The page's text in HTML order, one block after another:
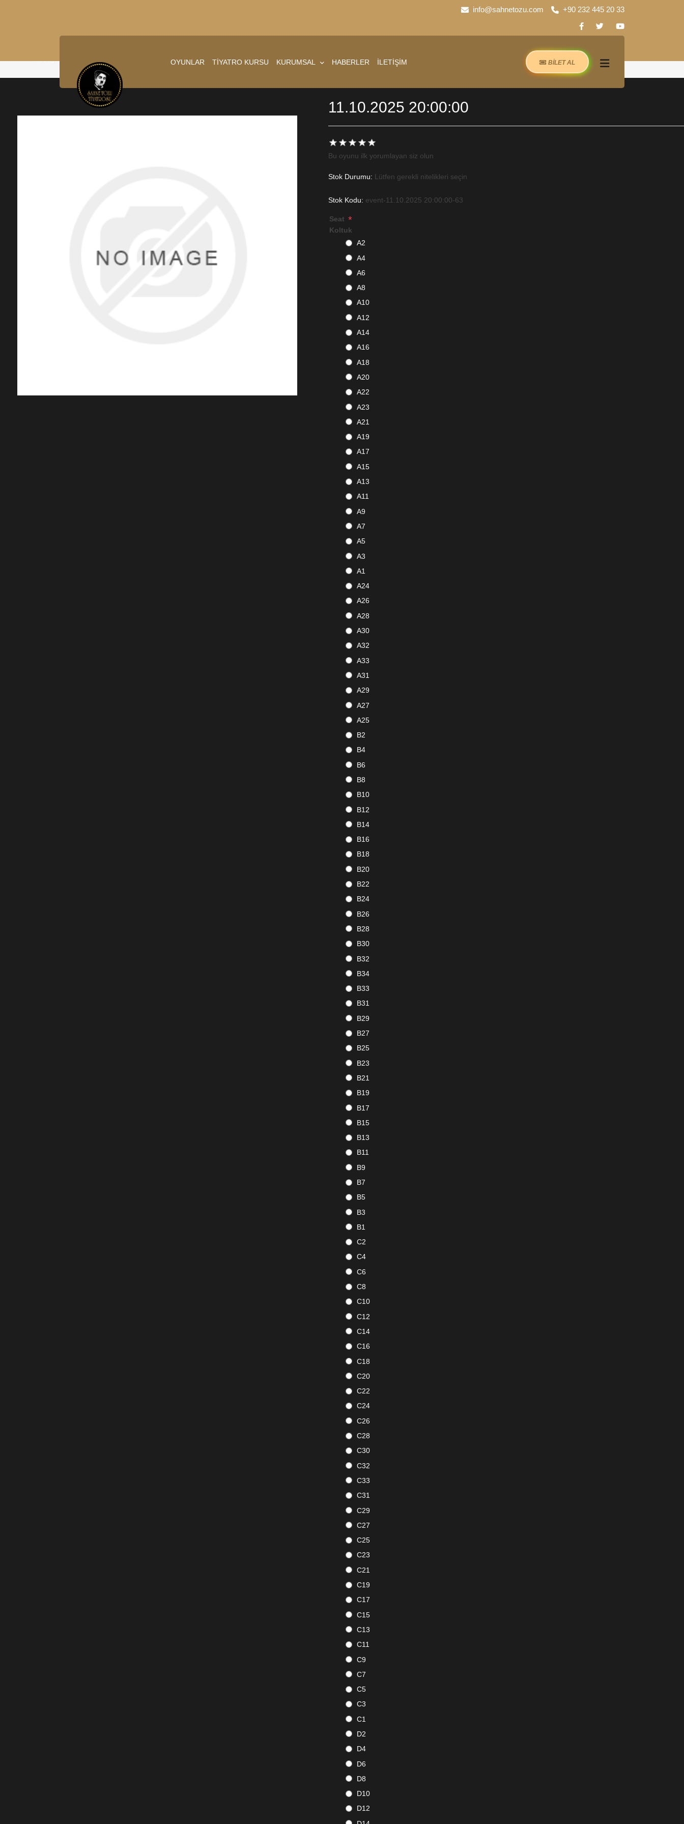
info@sahnetozu.com +90 232 445 20 33
OYUNLAR TİYATRO KURSU KURUMSAL HABERLER İLETİŞİM BİLET AL
11.10.2025 20:00:00
Bu oyunu ilk yorumlayan siz olun
Stok Durumu: Lütfen gerekli nitelikleri seçin
Stok Kodu: event-11.10.2025 20:00:00-63
Seat *
Koltuk
A2
A4
A6
A8
A10
A12
A14
A16
A18
A20
A22
A23
A21
A19
A17
A15
A13
A11
A9
A7
A5
A3
A1
A24
A26
A28
A30
A32
A33
A31
A29
A27
A25
B2
B4
B6
B8
B10
B12
B14
B16
B18
B20
B22
B24
B26
B28
B30
B32
B34
B33
B31
B29
B27
B25
B23
B21
B19
B17
B15
B13
B11
B9
B7
B5
B3
B1
C2
C4
C6
C8
C10
C12
C14
C16
C18
C20
C22
C24
C26
C28
C30
C32
C33
C31
C29
C27
C25
C23
C21
C19
C17
C15
C13
C11
C9
C7
C5
C3
C1
D2
D4
D6
D8
D10
D12